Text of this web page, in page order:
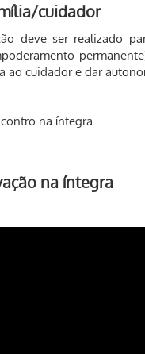
cuidador
deve ser realizado
ao cuidador e dar
na íntegra.
na íntegra